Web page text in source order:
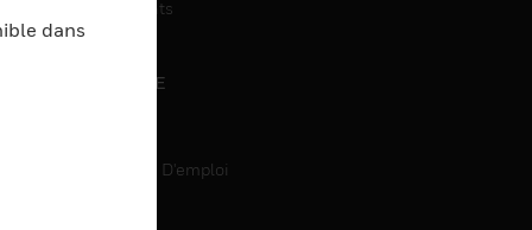
Événements
CARRIÈRE
Recherche D'emploi
dans